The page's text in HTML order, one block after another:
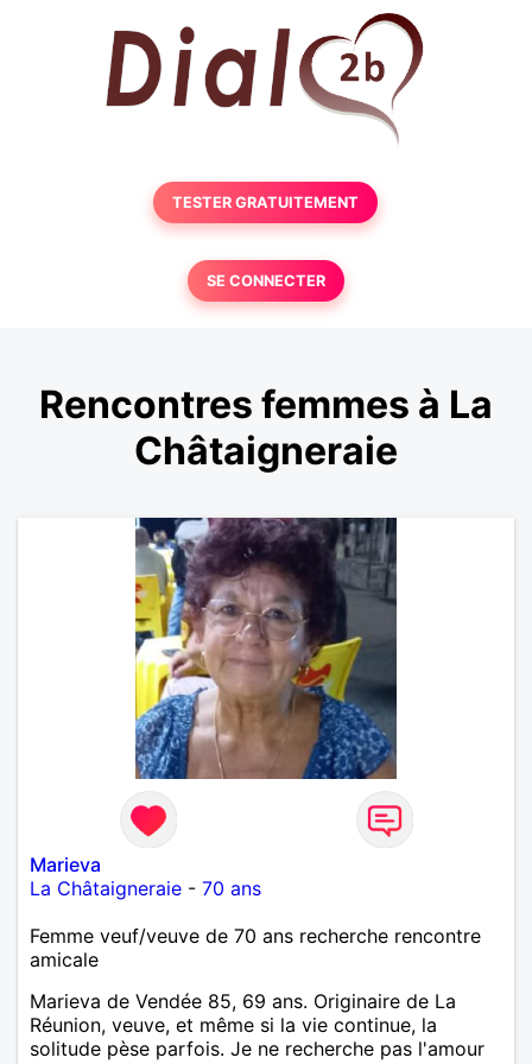
TESTER GRATUITEMENT
SE CONNECTER
Rencontres femmes à La
Châtaigneraie
Marieva
La Châtaigneraie - 70 ans
Femme veuf/veuve de 70 ans recherche rencontre
amicale
Marieva de Vendée 85, 69 ans. Originaire de La
Réunion, veuve, et même si la vie continue, la
solitude pèse parfois. Je ne recherche pas l'amour